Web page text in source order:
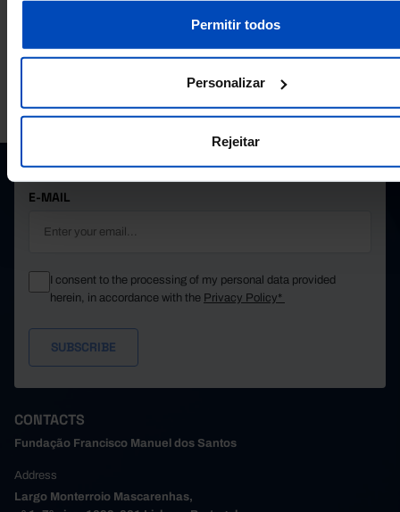
Permitir todos
Personalizar
Rejeitar
PORDATA IS A PROJECT OF THE FUNDAÇÃO FRANCISCO MANUEL DOS
SANTOS.
E-MAIL
I consent to the processing of my personal data provided
herein, in accordance with the Privacy Policy*
CONTACTS
Fundação Francisco Manuel dos Santos
Address
Largo Monterroio Mascarenhas,